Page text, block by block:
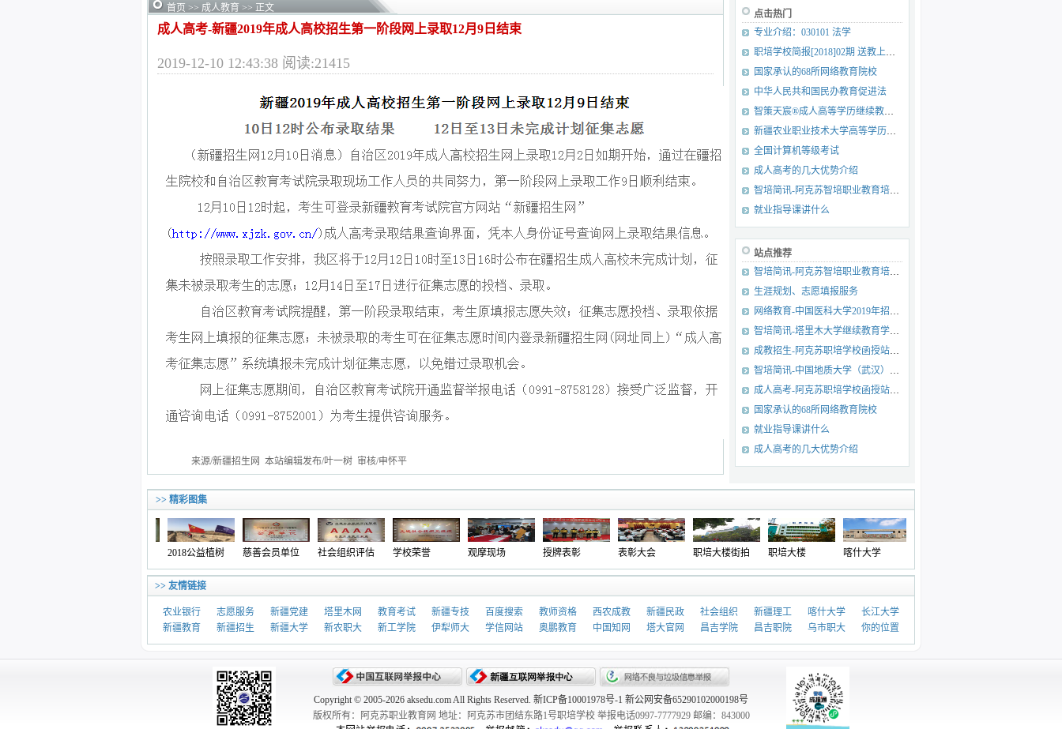
首页 >> 成人教育 >> 正文
成人高考-新疆2019年成人高校招生第一阶段网上录取12月9日结束
2019-12-10 12:43:38 阅读:21415
来源/新疆招生网 本站编辑发布/叶一树 审核/申怀平
点击热门
专业介绍：030101 法学
职培学校简报[2018]02期 送教上门 服务优先
国家承认的68所网络教育院校
中华人民共和国民办教育促进法
智策天宸®成人高等学历继续教育综合服务平台
新疆农业职业技术大学高等学历继续教育招生
全国计算机等级考试
成人高考的几大优势介绍
智培简讯-阿克苏智培职业教育培训学校党支部荣获2019年度先进社会组织党组织
就业指导课讲什么
站点推荐
智培简讯-阿克苏智培职业教育培训学校党支部成立啦
生涯规划、志愿填报服务
网络教育-中国医科大学2019年招生简章
智培简讯-塔里木大学继续教育学院书记院长莅临我校检查指导工作
成教招生-阿克苏职培学校函授站陆续公布合作高校成人教育招生计划
智培简讯-中国地质大学（武汉）2019年春季课程期末考试简讯
成人高考-阿克苏职培学校函授站（点）招生专业目录
国家承认的68所网络教育院校
就业指导课讲什么
成人高考的几大优势介绍
>> 精彩图集
2018公益植树 慈善会员单位 社会组织评估 学校荣誉 观摩现场 授牌表彰 表彰大会 职培大楼街拍 职培大楼 喀什大学
>> 友情链接
农业银行 志愿服务 新疆党建 塔里木网 教育考试 新疆专技 百度搜索 教师资格 西农成教 新疆民政 社会组织 新疆理工 喀什大学
长江大学
新疆教育
新疆招生 新疆大学 新农职大 新工学院 伊犁师大 学信网站 奥鹏教育 中国知网 塔大官网 昌吉学院 昌吉职院 乌市职大 你的位置
Copyright © 2005-2026 aksedu.com All Rights Reserved. 新ICP备10001978号-1 新公网安备65290102000198号
版权所有：阿克苏职业教育网 地址：阿克苏市团结东路1号职培学校 举报电话0997-7777929 邮编：843000